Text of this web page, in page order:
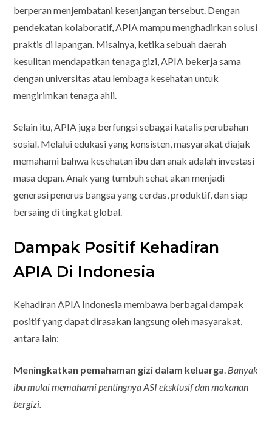
berperan menjembatani kesenjangan tersebut. Dengan
pendekatan kolaboratif, APIA mampu menghadirkan solusi
praktis di lapangan. Misalnya, ketika sebuah daerah
kesulitan mendapatkan tenaga gizi, APIA bekerja sama
dengan universitas atau lembaga kesehatan untuk
mengirimkan tenaga ahli.
Selain itu, APIA juga berfungsi sebagai katalis perubahan
sosial. Melalui edukasi yang konsisten, masyarakat diajak
memahami bahwa kesehatan ibu dan anak adalah investasi
masa depan. Anak yang tumbuh sehat akan menjadi
generasi penerus bangsa yang cerdas, produktif, dan siap
bersaing di tingkat global.
Dampak Positif Kehadiran
APIA Di Indonesia
Kehadiran APIA Indonesia membawa berbagai dampak
positif yang dapat dirasakan langsung oleh masyarakat,
antara lain:
Meningkatkan pemahaman gizi dalam keluarga. Banyak
ibu mulai memahami pentingnya ASI eksklusif dan makanan
bergizi.